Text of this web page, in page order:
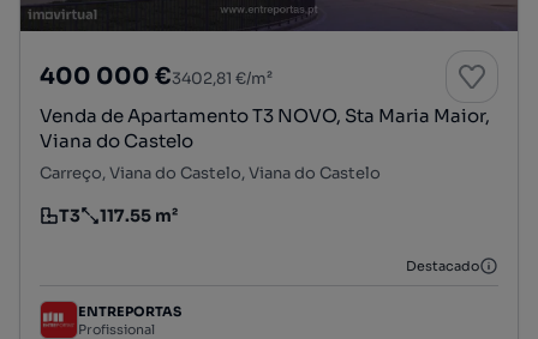
400 000 €3402,81 €/m²
Venda de Apartamento T3 NOVO, Sta Maria Maior,
Viana do Castelo
Carreço, Viana do Castelo, Viana do Castelo
Tipologia
T3
Preço por metro quadrado
117.55 m²
Destacado
ENTREPORTAS
Profissional